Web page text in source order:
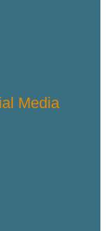
Media